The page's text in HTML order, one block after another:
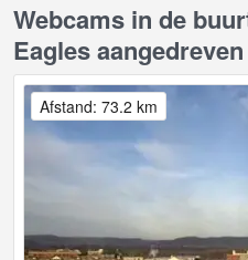
Webcams in de
Eagles aangedreven
Afstand: 73.2 km